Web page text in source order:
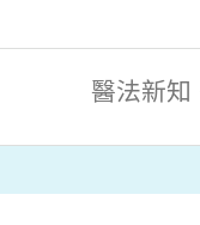
醫法新知